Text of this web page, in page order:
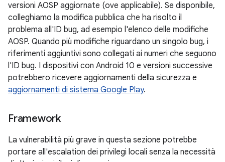
versioni AOSP aggiornate (ove applicabile). Se disponibile,
colleghiamo la modifica pubblica che ha risolto il
problema all'ID bug, ad esempio l'elenco delle modifiche
AOSP. Quando più modifiche riguardano un singolo bug, i
riferimenti aggiuntivi sono collegati ai numeri che seguono
l'ID bug. I dispositivi con Android 10 e versioni successive
potrebbero ricevere aggiornamenti della sicurezza e
aggiornamenti di sistema Google Play.
Framework
La vulnerabilità più grave in questa sezione potrebbe
portare all'escalation dei privilegi locali senza la necessità